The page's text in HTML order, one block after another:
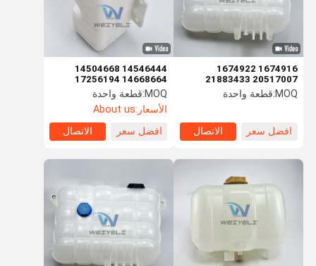
14546444 14504668
14668664 17256194
EC55 60 80 120D 140D
لشركة VOL-VO الغلاية
المساعدة
MOQ: قطعة واحدة
الأسعار:About us
افضل سعر
الاتصال
1674916 1674922
20517007 21883433
22430043 22821826
21360161 11033336
MOQ: قطعة واحدة
افضل سعر الاتصال